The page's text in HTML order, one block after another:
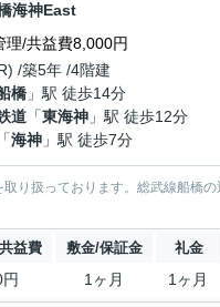
海神East
理/共益費8,000円
/築5年 /4階建
橋 」駅 徒歩14分
道 「東海神 」駅 徒歩12分
「海神 」駅 徒歩7分
り扱っております。総武線船橋
益費 敷金/保証金 礼金
1ヶ月 1ヶ月